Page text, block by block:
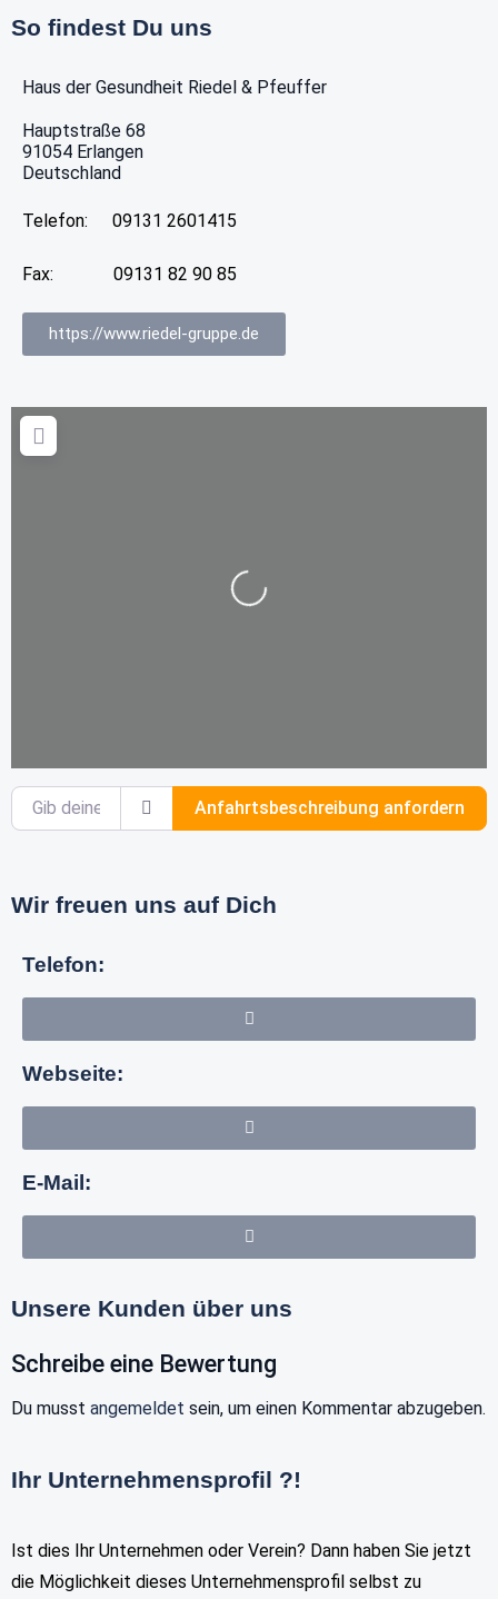
So findest Du uns
Haus der Gesundheit Riedel & Pfeuffer
Hauptstraße 68
91054 Erlangen
Deutschland
Telefon: 09131 2601415
Fax: 09131 82 90 85
https://www.riedel-gruppe.de
Gib deinen Standort ein.
Anfahrtsbeschreibung anfordern
Wir freuen uns auf Dich
Telefon:
Webseite:
E-Mail:
Unsere Kunden über uns
Schreibe eine Bewertung
Du musst angemeldet sein, um einen Kommentar abzugeben.
Ihr Unternehmensprofil ?!
Ist dies Ihr Unternehmen oder Verein? Dann haben Sie jetzt
die Möglichkeit dieses Unternehmensprofil selbst zu